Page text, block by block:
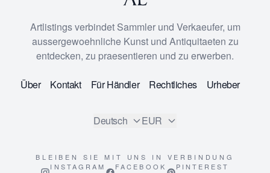
Artlistings verbindet Sammler und Verkaeufer, um
aussergewoehnliche Kunst und Antiquitaeten zu
entdecken, zu praesentieren und zu erwerben.
Über Kontakt Für Händler Rechtliches Urheber
Deutsch EUR
BLEIBEN SIE MIT UNS IN VERBINDUNG
INSTAGRAM
FACEBOOK PINTEREST